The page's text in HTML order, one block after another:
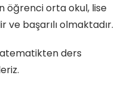
öğrenci orta okul, lise
başarılı olmaktadır.
ders